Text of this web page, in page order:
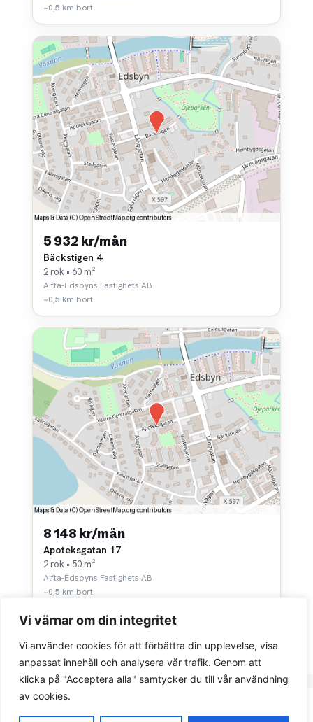
Vi värnar om din integritet
Vi använder cookies för att förbättra din upplevelse, visa
anpassat innehåll och analysera vår trafik. Genom att
klicka på "Acceptera alla" samtycker du till vår användning
av cookies.
~0,5 km bort
5 932 kr/mån
Bäckstigen 4
2 rok • 60 m²
Alfta-Edsbyns Fastighets AB
~0,5 km bort
8 148 kr/mån
Apoteksgatan 17
2 rok • 50 m²
Alfta-Edsbyns Fastighets AB
~0,5 km bort
Integritetspolicy